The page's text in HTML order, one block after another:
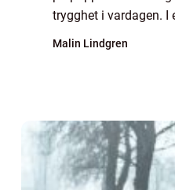
trygghet i vardagen. I
Malin Lindgren